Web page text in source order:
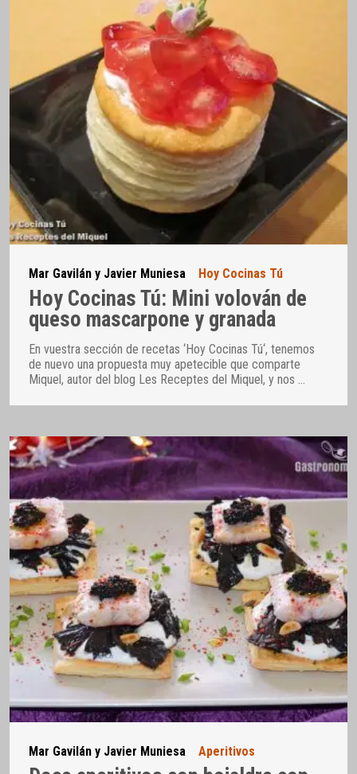
Mar Gavilán y Javier Muniesa Hoy Cocinas Tú
Hoy Cocinas Tú: Mini volován de
queso mascarpone y granada
En vuestra sección de recetas ‘Hoy Cocinas Tú‘, tenemos
de nuevo una propuesta muy apetecible que comparte
Miquel, autor del blog Les Receptes del Miquel, y nos
Mar Gavilán y Javier Muniesa Aperitivos